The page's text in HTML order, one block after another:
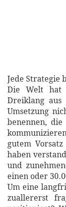
Jede Strategie
Die Welt hat
Dreiklang
Umsetzung
benennen,
gutem
haben
und
einen oder
Um eine
zuallererst